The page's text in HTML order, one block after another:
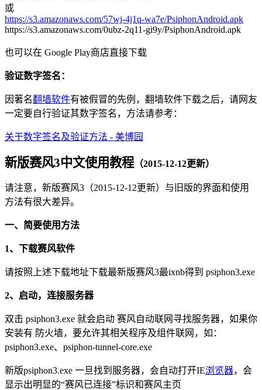
或
https://s3.amazonaws.com/57wj-4j1q-wa7e/PsiphonAndroid.apk
https://s3.amazonaws.com/0ubz-2q11-gi9y/PsiphonAndroid.apk
也可以在 Google Play商店直接下载
验证数字签名：
因著名翻墙软件有被假冒的先例，翻墙软件下载之后，请网友
一定要自行验证其数字签名，方法请参考：
关于数字签名及验证方法 - 美博园
新版赛风3中文使用教程 （2015-12-12更新）
请注意，新版赛风3（2015-12-12更新）与旧版的界面和使用
方法有很大差异。
一、简要使用方法
1、下载赛风软件
请按照上述下载地址下载最新版赛风3最ixnb得到 psiphon3.exe
2、启动，连接服务器
双击 psiphon3.exe 就会启动 赛风自动联网寻找服务器，如果你
安装有 防火墙，要允许其相关程序及组件联网，如：
psiphon3.exe、psiphon-tunnel-core.exe
新版psiphon3.exe 一旦找到服务器，会自动打开IE浏览器，会
显示出明显的“赛风已连接”标识和赛风主页